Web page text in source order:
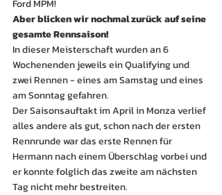
Ford MPM!
Aber blicken wir nochmal zurück auf seine
gesamte Rennsaison!
In dieser Meisterschaft wurden an 6
Wochenenden jeweils ein Qualifying und
zwei Rennen - eines am Samstag und eines
am Sonntag gefahren.
Der Saisonsauftakt im April in Monza verlief
alles andere als gut, schon nach der ersten
Rennrunde war das erste Rennen für
Hermann nach einem Überschlag vorbei und
er konnte folglich das zweite am nächsten
Tag nicht mehr bestreiten.